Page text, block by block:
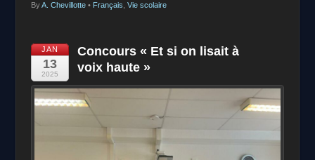
ByA. Chevillotte• Français, Vie scolaire
JAN
13
2025
Concours « Et si on lisait à
voix haute »